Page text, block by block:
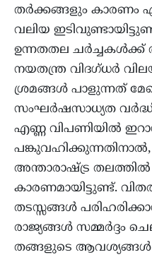
തർക്കങ്ങളും കാരണം
വലിയ
ഉന്നതതല ചർച്ചകൾക്ക്
നയതന്ത്ര വിദഗ്ധർ
ശ്രമങ്ങൾ പാളുന്നത്
സംഘർഷസാധ്യത
എണ്ണ വിപണിയിൽ
അന്താരാഷ്ട്ര
കാരണമായിട്ടുണ്ട്.
തടസ്സങ്ങൾ
രാജ്യങ്ങൾ സമ്മർദ്ദം
തങ്ങളുടെ ആവശ്യങ്ങൾ